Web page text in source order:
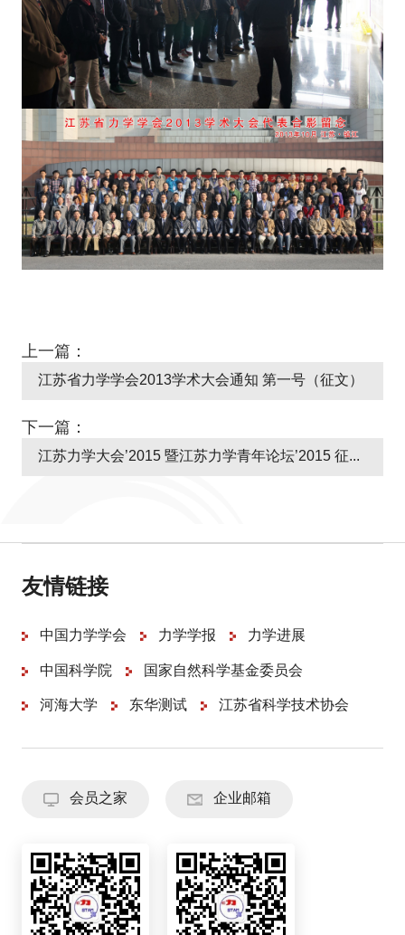
上一篇：
江苏省力学学会2013学术大会通知 第一号（征文）
下一篇：
江苏力学大会’2015 暨江苏力学青年论坛’2015 征文通知
友情链接
中国力学学会 力学学报 力学进展
中国科学院 国家自然科学基金委员会
河海大学 东华测试 江苏省科学技术协会
会员之家 企业邮箱